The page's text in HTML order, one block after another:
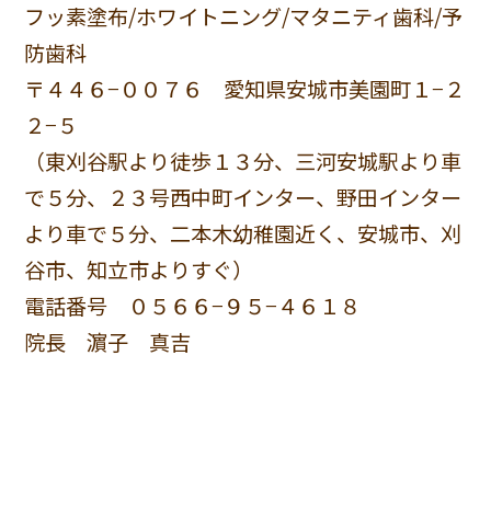
フッ素塗布/ホワイトニング/マタニティ歯科/予
防歯科
〒４４６−００７６ 愛知県安城市美園町１−２
２−５
（東刈谷駅より徒歩１３分、三河安城駅より車
で５分、２３号西中町インター、野田インター
より車で５分、二本木幼稚園近く、安城市、刈
谷市、知立市よりすぐ）
電話番号 ０５６６−９５−４６１８
院長 濵子 真吉